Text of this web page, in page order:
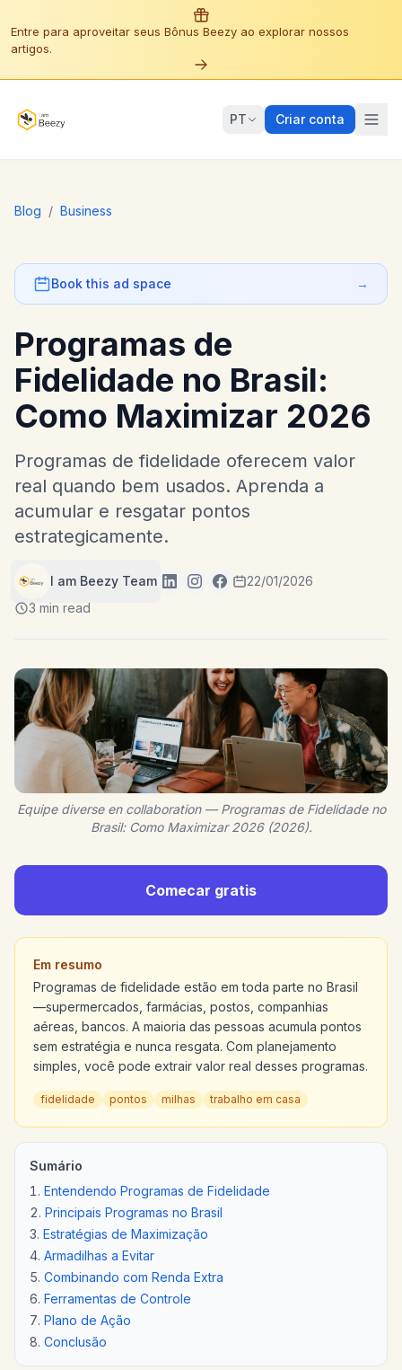
Entre para aproveitar seus Bônus Beezy ao explorar nossos
artigos.
PT Criar conta
Blog / Business
Book this ad space →
Programas de
Fidelidade no Brasil:
Como Maximizar 2026
Programas de fidelidade oferecem valor
real quando bem usados. Aprenda a
acumular e resgatar pontos
estrategicamente.
I am Beezy Team
22/01/2026
3 min read
Equipe diverse en collaboration — Programas de Fidelidade no
Brasil: Como Maximizar 2026 (2026).
Comecar gratis
Em resumo
Programas de fidelidade estão em toda parte no Brasil
—supermercados, farmácias, postos, companhias
aéreas, bancos. A maioria das pessoas acumula pontos
sem estratégia e nunca resgata. Com planejamento
simples, você pode extrair valor real desses programas.
fidelidade pontos milhas trabalho em casa
Sumário
Entendendo Programas de Fidelidade
Principais Programas no Brasil
Estratégias de Maximização
Armadilhas a Evitar
Combinando com Renda Extra
Ferramentas de Controle
Plano de Ação
Conclusão